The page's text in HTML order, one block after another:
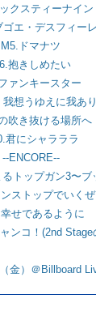
クスティーナイン
ゴエ・デスフィーレ
M5.ドマナツ
抱きしめたい
ァンキースター
我想うゆえに我あり
吹き抜ける場所へ
君にシャラララ
--ENCORE--
トップガン3〜ブ
ストップでいくぜ
せであるように
ンコ！(2nd Stage
金）＠Billboard